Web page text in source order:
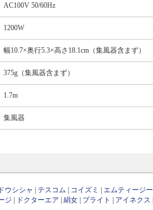
AC100V 50/60Hz
1200W
幅10.7×奥行5.3×高さ18.1cm（集風器含まず）
375g（集風器含まず）
1.7m
集風器
ドウシシャ テスコム コイズミ エムティージー
ジ ドクターエア |絹女 ブライト アイネクス